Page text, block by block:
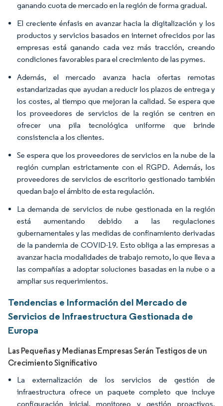
ganando cuota de mercado en la región de forma gradual.
El creciente énfasis en avanzar hacia la digitalización y los
productos y servicios basados en internet ofrecidos por las
empresas está ganando cada vez más tracción, creando
condiciones favorables para el crecimiento de las pymes.
Además, el mercado avanza hacia ofertas remotas
estandarizadas que ayudan a reducir los plazos de entrega y
los costes, al tiempo que mejoran la calidad. Se espera que
los proveedores de servicios de la región se centren en
ofrecer una pila tecnológica uniforme que brinde
consistencia a los clientes.
Se espera que los proveedores de servicios en la nube de la
región cumplan estrictamente con el RGPD. Además, los
proveedores de servicios de escritorio gestionado también
quedan bajo el ámbito de esta regulación.
La demanda de servicios de nube gestionada en la región
está aumentando debido a las regulaciones
gubernamentales y las medidas de confinamiento derivadas
de la pandemia de COVID-19. Esto obliga a las empresas a
avanzar hacia modalidades de trabajo remoto, lo que lleva a
las compañías a adoptar soluciones basadas en la nube o a
ampliar sus requerimientos.
Tendencias e Información del Mercado de
Servicios de Infraestructura Gestionada de
Europa
Las Pequeñas y Medianas Empresas Serán Testigos de un
Crecimiento Significativo
La externalización de los servicios de gestión de
infraestructura ofrece un paquete completo que incluye
configuración inicial, monitoreo y gestión proactivos,